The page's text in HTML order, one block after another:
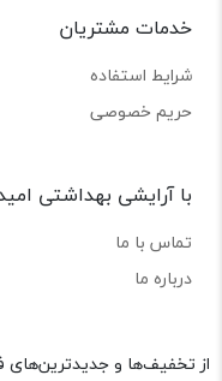
خدمات مشتریان
شرایط استفاده
حریم خصوصی
با آرایشی بهداشتی
تماس با ما
درباره ما
از تخفیف‌ها و جدیدترین‌های